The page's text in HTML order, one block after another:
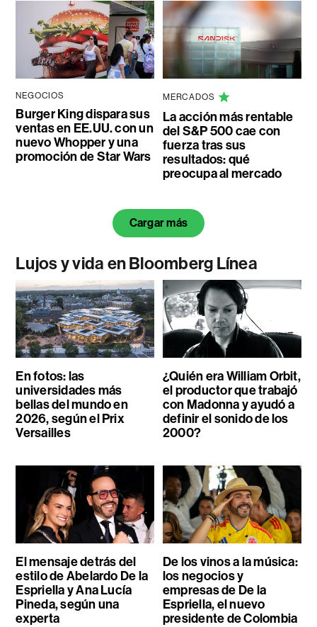
NEGOCIOS
Burger King dispara sus
ventas en EE.UU. con un
nuevo Whopper y una
promoción de Star Wars
MERCADOS
La acción más rentable
del S&P 500 cae con
fuerza tras sus
resultados: qué
preocupa al mercado
Cargar más
Lujos y vida en Bloomberg Línea
En fotos: las
universidades más
bellas del mundo en
2026, según el Prix
Versailles
¿Quién era William Orbit,
el productor que trabajó
con Madonna y ayudó a
definir el sonido de los
2000?
El mensaje detrás del
estilo de Abelardo De la
Espriella y Ana Lucía
Pineda, según una
experta
De los vinos a la música:
los negocios y
empresas de De la
Espriella, el nuevo
presidente de Colombia